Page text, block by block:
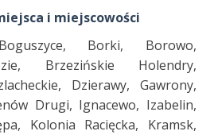
i miejscowości
Borki, Borowo,
Brzezińskie Holendry,
Dzierawy, Gawrony,
Drugi, Ignacewo, Izabelin,
Kolonia Racięcka, Kramsk,